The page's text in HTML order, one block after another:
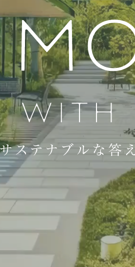
脱炭素社会の推進
再生材の利用
常設マンションサロン
サステナブルなまちづくり